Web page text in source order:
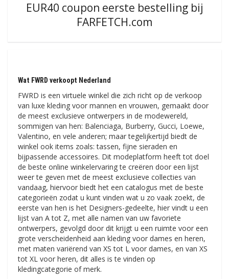
EUR40 coupon eerste bestelling bij
FARFETCH.com
Wat FWRD verkoopt Nederland
FWRD is een virtuele winkel die zich richt op de verkoop
van luxe kleding voor mannen en vrouwen, gemaakt door
de meest exclusieve ontwerpers in de modewereld,
sommigen van hen: Balenciaga, Burberry, Gucci, Loewe,
Valentino, en vele anderen; maar tegelijkertijd biedt de
winkel ook items zoals: tassen, fijne sieraden en
bijpassende accessoires. Dit modeplatform heeft tot doel
de beste online winkelervaring te creëren door een lijst
weer te geven met de meest exclusieve collecties van
vandaag, hiervoor biedt het een catalogus met de beste
categorieën zodat u kunt vinden wat u zo vaak zoekt, de
eerste van hen is het Designers-gedeelte, hier vindt u een
lijst van A tot Z, met alle namen van uw favoriete
ontwerpers, gevolgd door dit krijgt u een ruimte voor een
grote verscheidenheid aan kleding voor dames en heren,
met maten variërend van XS tot L voor dames, en van XS
tot XL voor heren, dit alles is te vinden op
kledingcategorie of merk.